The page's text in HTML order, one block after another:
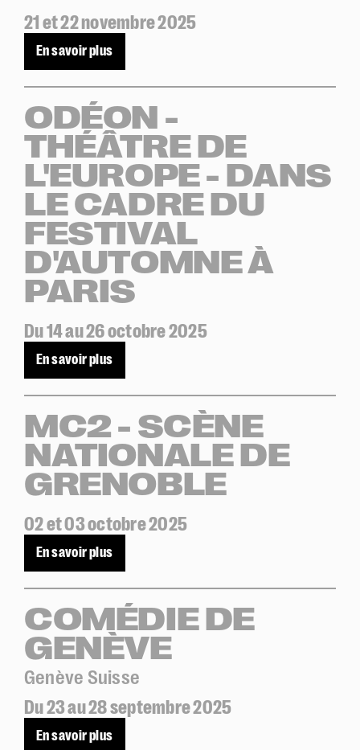
21 et 22 novembre 2025
En savoir plus
ODÉON -
THÉÂTRE DE
L'EUROPE - DANS
LE CADRE DU
FESTIVAL
D'AUTOMNE À
PARIS
Du 14 au 26 octobre 2025
En savoir plus
MC2 - SCÈNE
NATIONALE DE
GRENOBLE
02 et 03 octobre 2025
En savoir plus
COMÉDIE DE
GENÈVE
Genève Suisse
Du 23 au 28 septembre 2025
En savoir plus